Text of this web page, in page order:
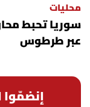
محليات
سوريا تحبط
عبر طرطوس
إنضمّوا